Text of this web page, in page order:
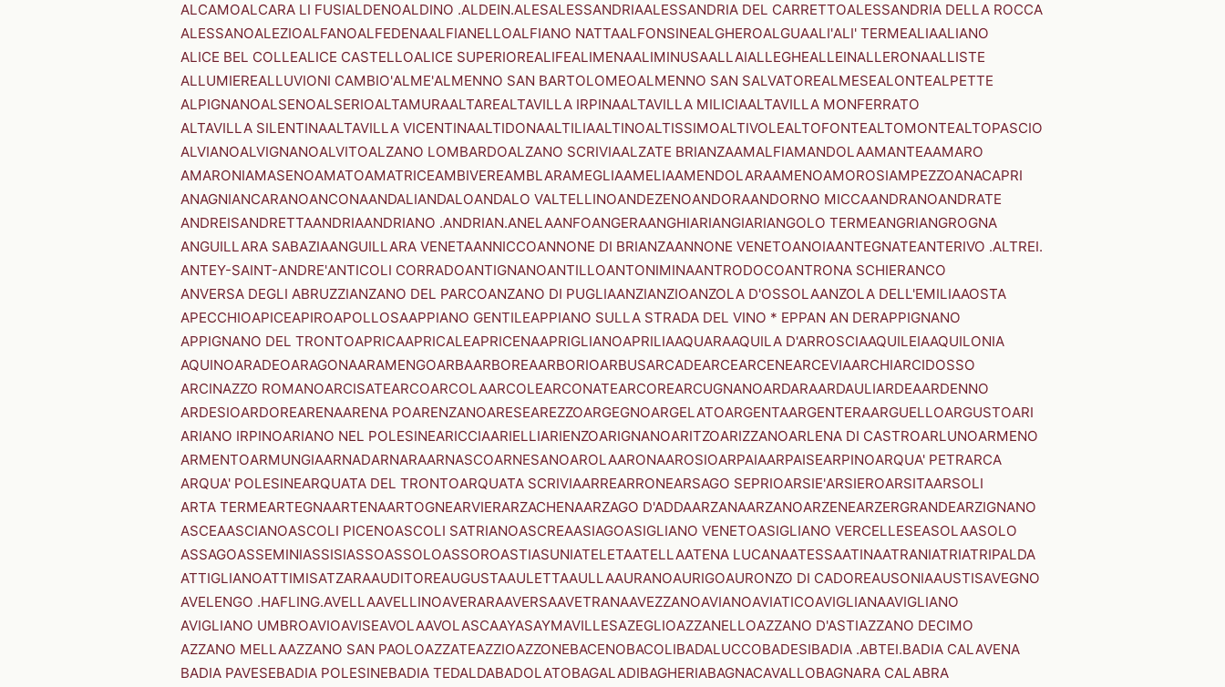
ALCAMOALCARA LI FUSIALDENOALDINO .ALDEIN.ALESALESSANDRIAALESSANDRIA DEL CARRETTOALESSANDRIA DELLA ROCCA
ALESSANOALEZIOALFANOALFEDENAALFIANELLOALFIANO NATTAALFONSINEALGHEROALGUAALI'ALI' TERMEALIAALIANO
ALICE BEL COLLEALICE CASTELLOALICE SUPERIOREALIFEALIMENAALIMINUSAALLAIALLEGHEALLEINALLERONAALLISTE
ALLUMIEREALLUVIONI CAMBIO'ALME'ALMENNO SAN BARTOLOMEOALMENNO SAN SALVATOREALMESEALONTEALPETTE
ALPIGNANOALSENOALSERIOALTAMURAALTAREALTAVILLA IRPINAALTAVILLA MILICIAALTAVILLA MONFERRATO
ALTAVILLA SILENTINAALTAVILLA VICENTINAALTIDONAALTILIAALTINOALTISSIMOALTIVOLEALTOFONTEALTOMONTEALTOPASCIO
ALVIANOALVIGNANOALVITOALZANO LOMBARDOALZANO SCRIVIAALZATE BRIANZAAMALFIAMANDOLAAMANTEAAMARO
AMARONIAMASENOAMATOAMATRICEAMBIVEREAMBLARAMEGLIAAMELIAAMENDOLARAAMENOAMOROSIAMPEZZOANACAPRI
ANAGNIANCARANOANCONAANDALIANDALOANDALO VALTELLINOANDEZENOANDORAANDORNO MICCAANDRANOANDRATE
ANDREISANDRETTAANDRIAANDRIANO .ANDRIAN.ANELAANFOANGERAANGHIARIANGIARIANGOLO TERMEANGRIANGROGNA
ANGUILLARA SABAZIAANGUILLARA VENETAANNICCOANNONE DI BRIANZAANNONE VENETOANOIAANTEGNATEANTERIVO .ALTREI.
ANTEY-SAINT-ANDRE'ANTICOLI CORRADOANTIGNANOANTILLOANTONIMINAANTRODOCOANTRONA SCHIERANCO
ANVERSA DEGLI ABRUZZIANZANO DEL PARCOANZANO DI PUGLIAANZIANZIOANZOLA D'OSSOLAANZOLA DELL'EMILIAAOSTA
APECCHIOAPICEAPIROAPOLLOSAAPPIANO GENTILEAPPIANO SULLA STRADA DEL VINO * EPPAN AN DERAPPIGNANO
APPIGNANO DEL TRONTOAPRICAAPRICALEAPRICENAAPRIGLIANOAPRILIAAQUARAAQUILA D'ARROSCIAAQUILEIAAQUILONIA
AQUINOARADEOARAGONAARAMENGOARBAARBOREAARBORIOARBUSARCADEARCEARCENEARCEVIAARCHIARCIDOSSO
ARCINAZZO ROMANOARCISATEARCOARCOLAARCOLEARCONATEARCOREARCUGNANOARDARAARDAULIARDEAARDENNO
ARDESIOARDOREARENAARENA POARENZANOARESEAREZZOARGEGNOARGELATOARGENTAARGENTERAARGUELLOARGUSTOARI
ARIANO IRPINOARIANO NEL POLESINEARICCIAARIELLIARIENZOARIGNANOARITZOARIZZANOARLENA DI CASTROARLUNOARMENO
ARMENTOARMUNGIAARNADARNARAARNASCOARNESANOAROLAARONAAROSIOARPAIAARPAISEARPINOARQUA' PETRARCA
ARQUA' POLESINEARQUATA DEL TRONTOARQUATA SCRIVIAARREARRONEARSAGO SEPRIOARSIE'ARSIEROARSITAARSOLI
ARTA TERMEARTEGNAARTENAARTOGNEARVIERARZACHENAARZAGO D'ADDAARZANAARZANOARZENEARZERGRANDEARZIGNANO
ASCEAASCIANOASCOLI PICENOASCOLI SATRIANOASCREAASIAGOASIGLIANO VENETOASIGLIANO VERCELLESEASOLAASOLO
ASSAGOASSEMINIASSISIASSOASSOLOASSOROASTIASUNIATELETAATELLAATENA LUCANAATESSAATINAATRANIATRIATRIPALDA
ATTIGLIANOATTIMISATZARAAUDITOREAUGUSTAAULETTAAULLAAURANOAURIGOAURONZO DI CADOREAUSONIAAUSTISAVEGNO
AVELENGO .HAFLING.AVELLAAVELLINOAVERARAAVERSAAVETRANAAVEZZANOAVIANOAVIATICOAVIGLIANAAVIGLIANO
AVIGLIANO UMBROAVIOAVISEAVOLAAVOLASCAAYASAYMAVILLESAZEGLIOAZZANELLOAZZANO D'ASTIAZZANO DECIMO
AZZANO MELLAAZZANO SAN PAOLOAZZATEAZZIOAZZONEBACENOBACOLIBADALUCCOBADESIBADIA .ABTEI.BADIA CALAVENA
BADIA PAVESEBADIA POLESINEBADIA TEDALDABADOLATOBAGALADIBAGHERIABAGNACAVALLOBAGNARA CALABRA